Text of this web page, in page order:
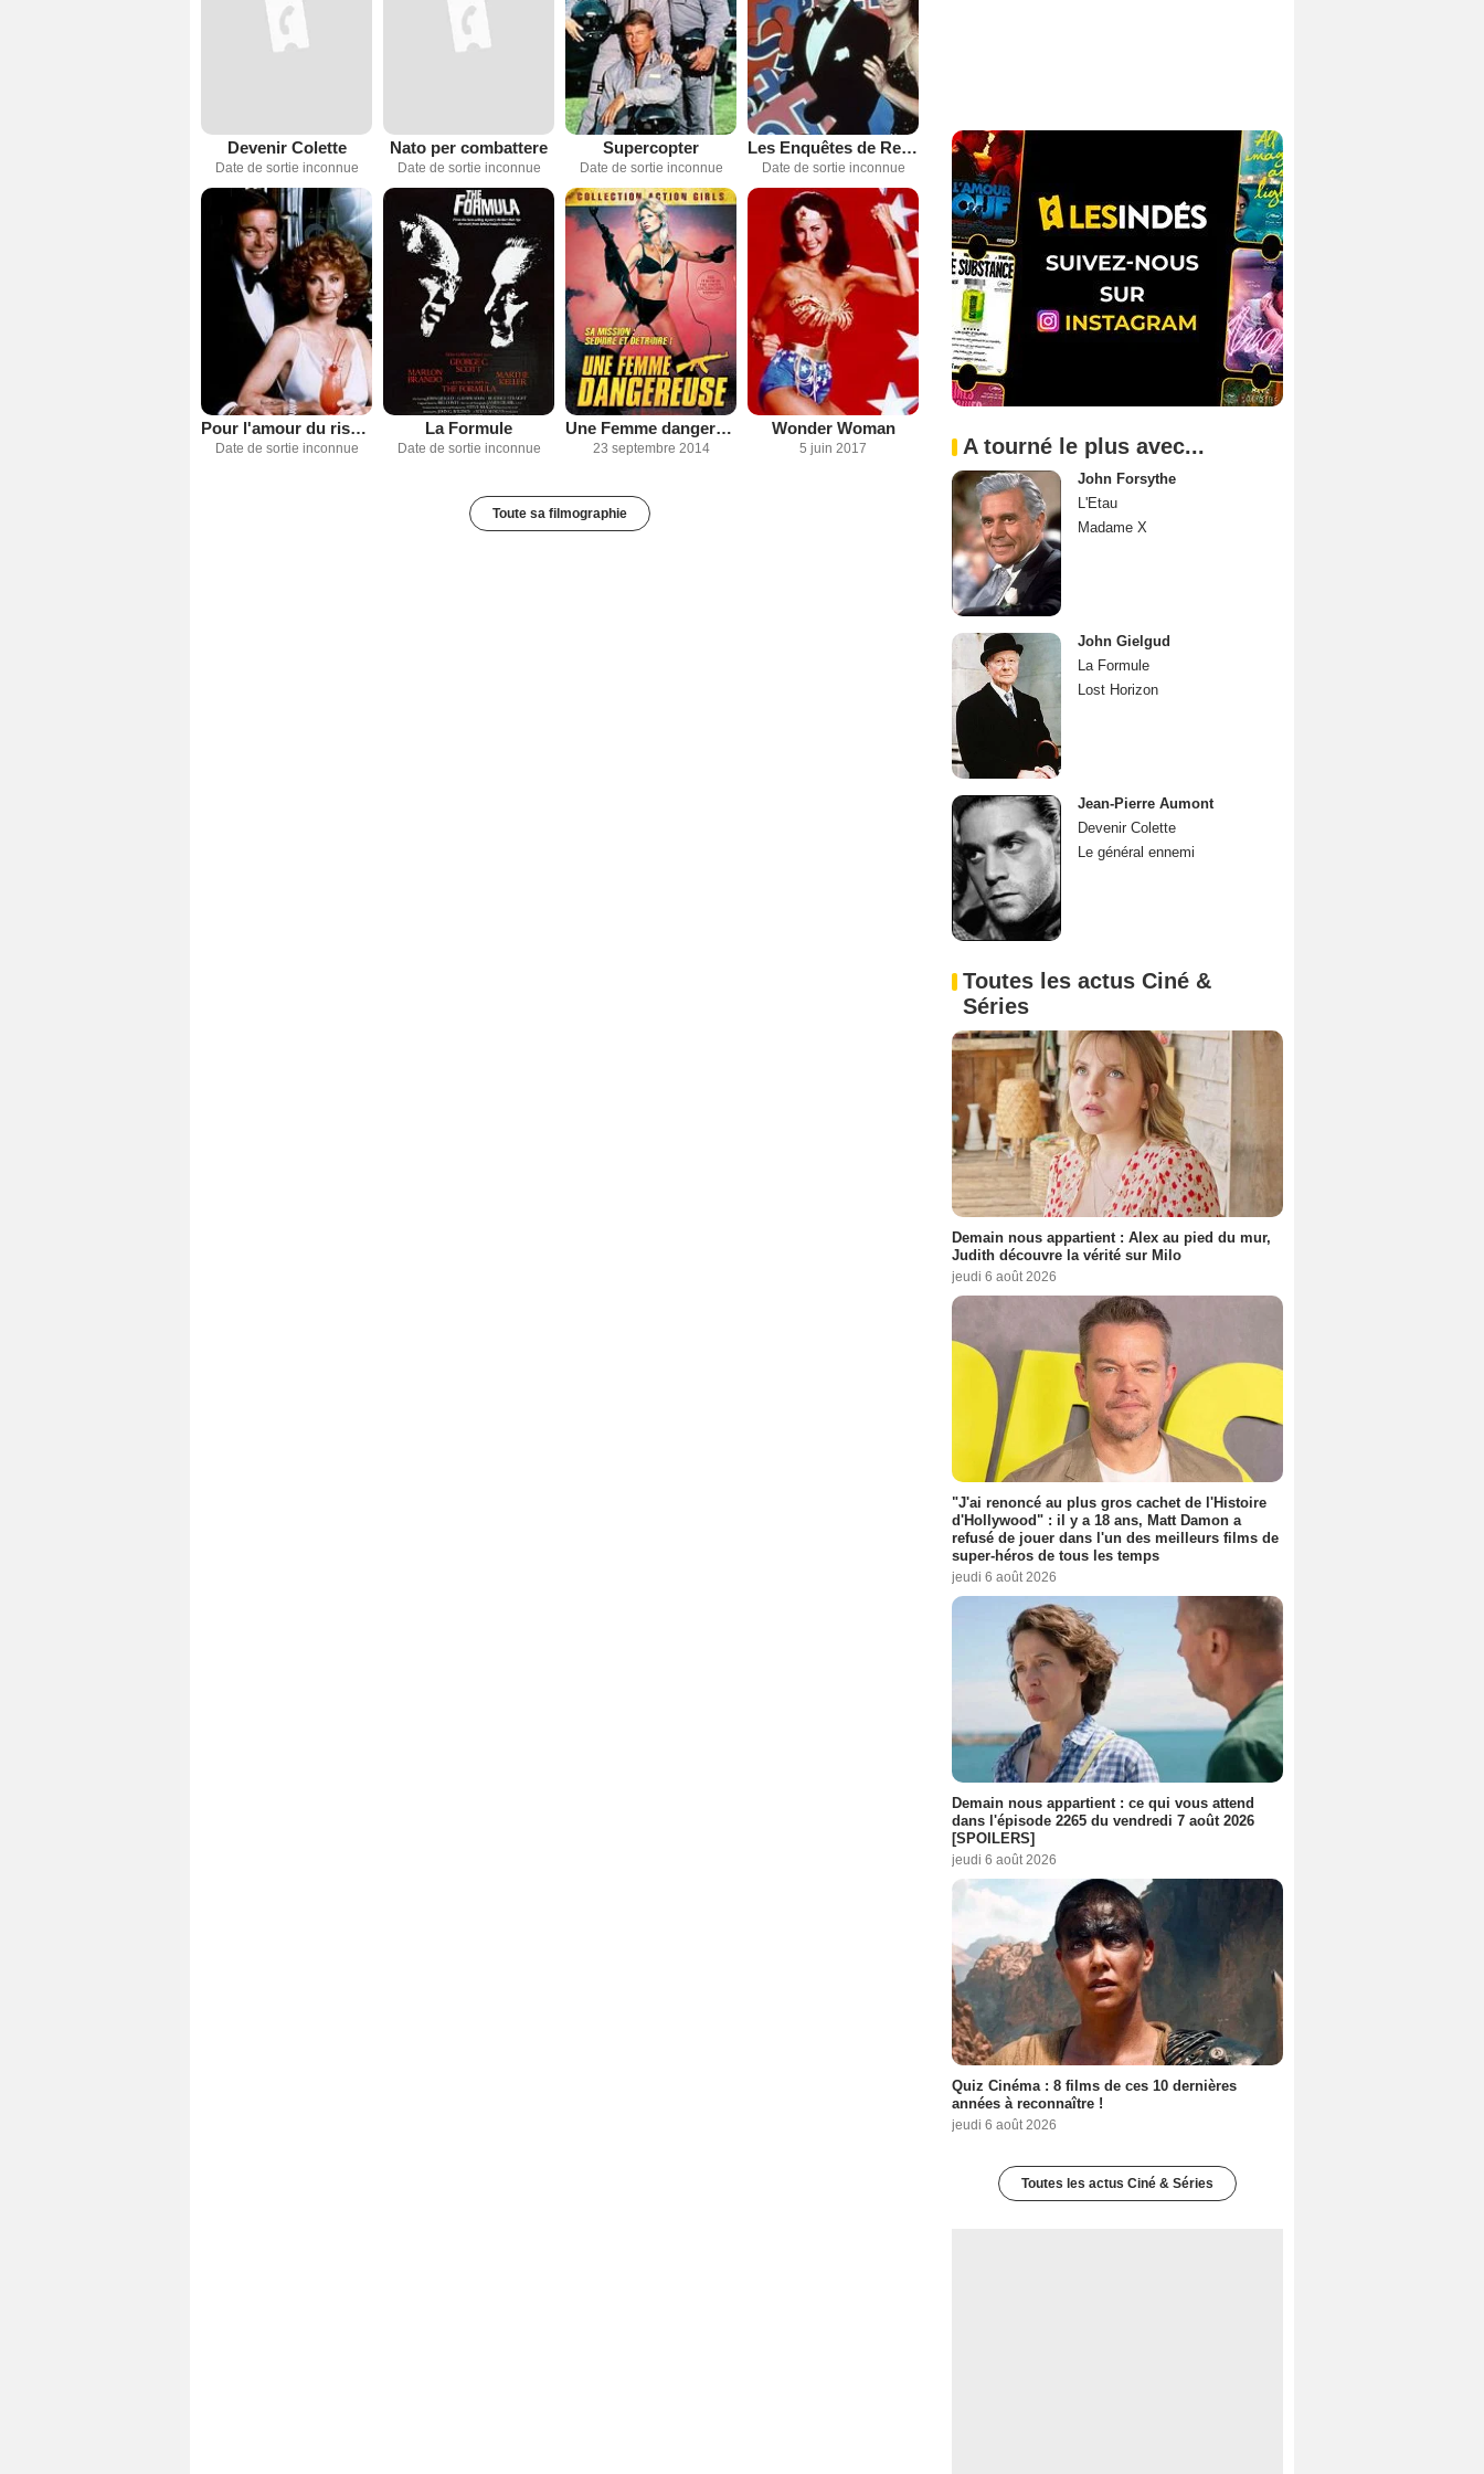
Devenir Colette
Date de sortie inconnue
Nato per combattere
Date de sortie inconnue
Supercopter
Date de sortie inconnue
Les Enquêtes de Remington Steele
Date de sortie inconnue
Pour l'amour du risque
Date de sortie inconnue
La Formule
Date de sortie inconnue
Une Femme dangereuse
23 septembre 2014
Wonder Woman
5 juin 2017
Toute sa filmographie
A tourné le plus avec...
John Forsythe
L'Etau
Madame X
John Gielgud
La Formule
Lost Horizon
Jean-Pierre Aumont
Devenir Colette
Le général ennemi
Toutes les actus Ciné &
Séries
Demain nous appartient : Alex au pied du mur,
Judith découvre la vérité sur Milo
jeudi 6 août 2026
"J'ai renoncé au plus gros cachet de l'Histoire
d'Hollywood" : il y a 18 ans, Matt Damon a
refusé de jouer dans l'un des meilleurs films de
super-héros de tous les temps
jeudi 6 août 2026
Demain nous appartient : ce qui vous attend
dans l'épisode 2265 du vendredi 7 août 2026
[SPOILERS]
jeudi 6 août 2026
Quiz Cinéma : 8 films de ces 10 dernières
années à reconnaître !
jeudi 6 août 2026
Toutes les actus Ciné & Séries